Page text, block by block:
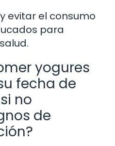
evitar el consumo
para
yogures
fecha de
no
de